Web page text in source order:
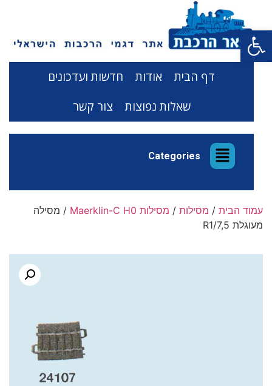
פתח סרגל נגישות
דף הבית אודות
חדשות ועדכונים
שאלות נפוצות
צור קשר
Categories
עמוד הבית / מסילות / מסילות Maerklin-C H0
/ מסילה
מעוגלת R1/7,5